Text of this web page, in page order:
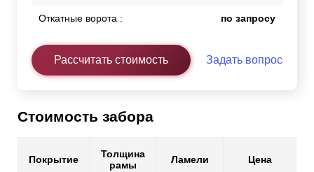
Откатные ворота : по запросу
Рассчитать стоимость Задать вопрос
Стоимость забора
Покрытие
Толщина
рамы
Ламели Цена